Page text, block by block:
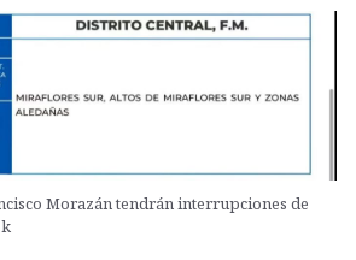
Morazán tendrán interrupciones de